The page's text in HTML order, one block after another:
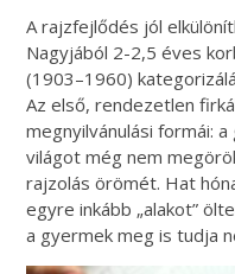
A rajzfejlődés jól
Nagyjából 2-2,5 éves
(1903–1960)
Az első, rendezetlen
megnyilvánulási formái:
világot még nem
rajzolás örömét. Hat
egyre inkább „alakot”
a gyermek meg is tudja